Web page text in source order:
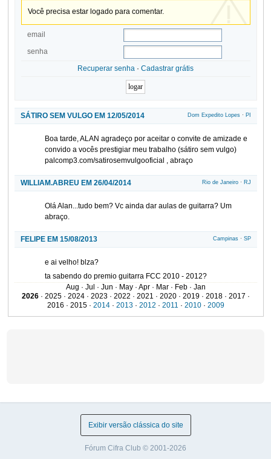
Você precisa estar logado para comentar.
email
senha
Recuperar senha · Cadastrar grátis
SÁTIRO SEM VULGO EM 12/05/2014 Dom Expedito Lopes· PI
Boa tarde, ALAN agradeço por aceitar o convite de amizade e
convido a vocês prestigiar meu trabalho (sátiro sem vulgo)
palcomp3.com/satirosemvulgooficial , abraço
WILLIAM.ABREU EM 26/04/2014 Rio de Janeiro· RJ
Olá Alan...tudo bem? Vc ainda dar aulas de guitarra? Um
abraço.
FELIPE EM 15/08/2013 Campinas· SP
e ai velho! blza?
ta sabendo do premio guitarra FCC 2010 - 2012?
da uma olhada lá!
aqui nao pode por link, mas ta na primeira pagina - como
topico fixo - no forum de guitarras!
linha do pc,ela deixa muito a desejar no quesitoqualidade,
Vim procurando preços de interfaces e tal, vi a Jam lab mas n
Aug · Jul · Jun · May · Apr · Mar · Feb · Jan
2026· 2025 · 2024 · 2023 · 2022 · 2021 · 2020 · 2019 · 2018 · 2017 ·
2016 · 2015 · 2014· 2013· 2012 · 2011 · 2010· 2009
Exibir versão clássica do site
Fórum Cifra Club © 2001-2026